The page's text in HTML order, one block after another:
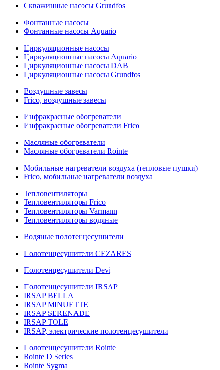
Скважинные насосы Grundfos
Фонтанные насосы
Фонтанные насосы Aquario
Циркуляционные насосы
Циркуляционные насосы Aquario
Циркуляционные насосы DAB
Циркуляционные насосы Grundfos
Воздушные завесы
Frico, воздушные завесы
Инфракрасные обогреватели
Инфракрасные обогреватели Frico
Масляные обогреватели
Масляные обогреватели Rointe
Мобильные нагреватели воздуха (тепловые пушки)
Frico, мобильные нагреватели воздуха
Тепловентиляторы
Тепловентиляторы Frico
Тепловентиляторы Varmann
Тепловентиляторы водяные
Водяные полотенцесушители
Полотенцесушители CEZARES
Полотенцесушители Devi
Полотенцесушители IRSAP
IRSAP BELLA
IRSAP MINUETTE
IRSAP SERENADE
IRSAP TOLE
IRSAP, электрические полотенцесушители
Полотенцесушители Rointe
Rointe D Series
Rointe Sygma